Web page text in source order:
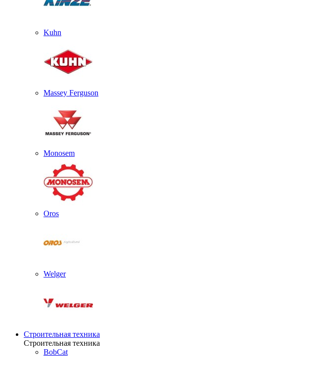
Kuhn
Massey Ferguson
Monosem
Oros
Welger
Строительная техника
Строительная техника
BobCat